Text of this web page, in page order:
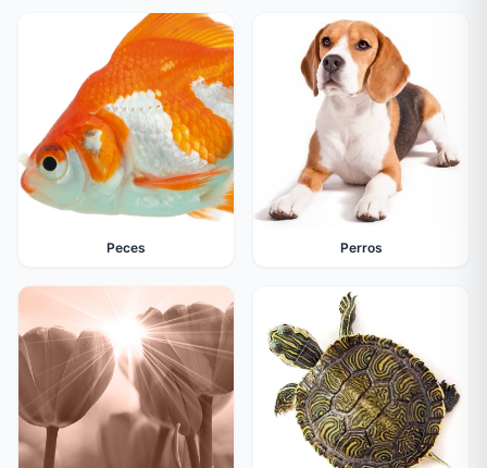
Peces Perros